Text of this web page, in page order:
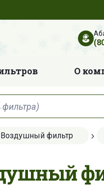
О
Воздушный фильтр